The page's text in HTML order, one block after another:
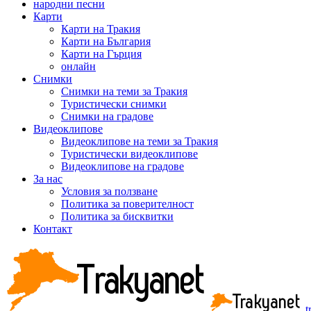
народни песни
Карти
Карти на Тракия
Карти на България
Карти на Гърция
онлайн
Снимки
Снимки на теми за Тракия
Туристически снимки
Снимки на градове
Видеоклипове
Видеоклипове на теми за Тракия
Туристически видеоклипове
Видеоклипове на градове
За нас
Условия за ползване
Политика за поверителност
Политика за бисквитки
Контакт